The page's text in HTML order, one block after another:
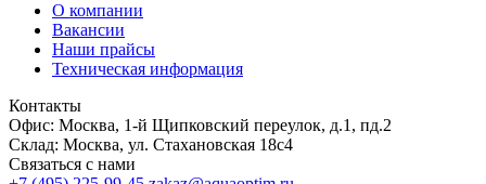
О компании
Вакансии
Наши прайсы
Техническая информация
Контакты
Офис: Москва, 1-й Щипковский переулок, д.1, пд.2
Склад: Москва, ул. Стахановская 18с4
Связаться с нами